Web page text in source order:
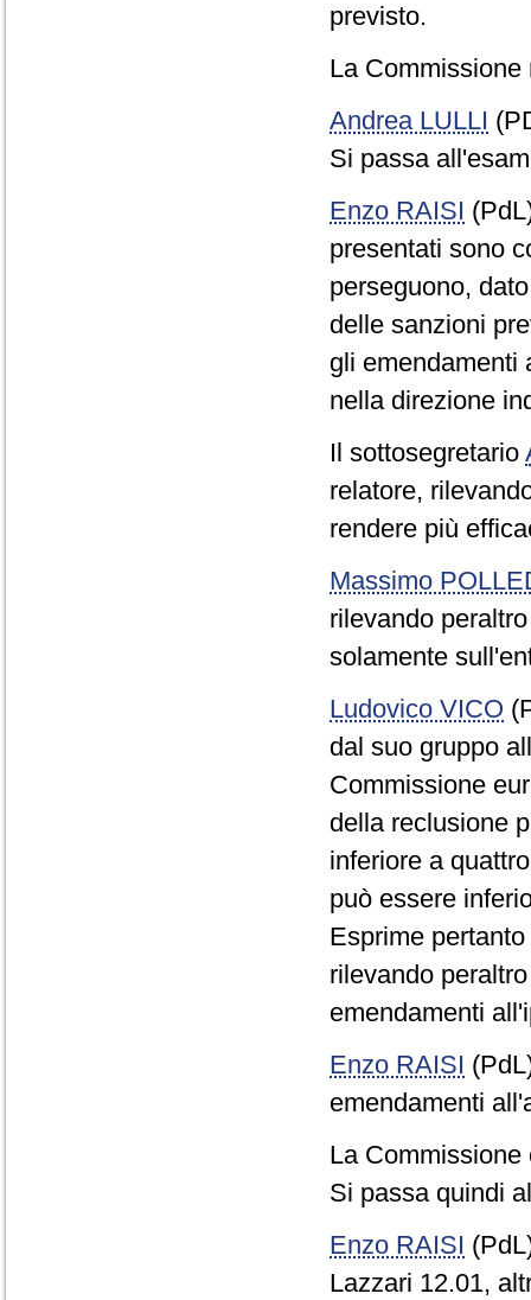
previsto.
La
Andrea LULLI
Si passa
Enzo RAISI
presentati sono
perseguono,
delle sanzioni
gli emendamenti
nella direzione
Il sottosegretario
relatore,
rendere più
Massimo
rilevando
solamente
Ludovico VICO
dal suo gruppo
Commissione
della reclusione
inferiore a
può essere
Esprime
rilevando
emendamenti
Enzo RAISI
emendamenti
La Commissione
Si passa quindi
Enzo RAISI
Lazzari 12.01,